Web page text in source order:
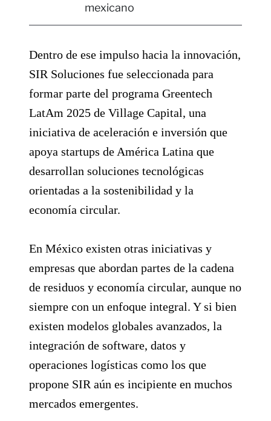
mexicano
Dentro de ese impulso hacia la innovación,
SIR Soluciones fue seleccionada para
formar parte del programa Greentech
LatAm 2025 de Village Capital, una
iniciativa de aceleración e inversión que
apoya startups de América Latina que
desarrollan soluciones tecnológicas
orientadas a la sostenibilidad y la
economía circular.
En México existen otras iniciativas y
empresas que abordan partes de la cadena
de residuos y economía circular, aunque no
siempre con un enfoque integral. Y si bien
existen modelos globales avanzados, la
integración de software, datos y
operaciones logísticas como los que
propone SIR aún es incipiente en muchos
mercados emergentes.